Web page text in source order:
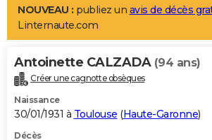
LIFESTYLE
Art de vivre
Bien-être
Loisirs
Mode
Modes de vie
Alimentation
Guide de la santé
Maladies
Médicaments
Sommeil
VOYAGE
Destinations
City break
Voyage nature
Voyage de noces
Forum
Climat
+PHOTO
GUIDES D'ACHAT
NOUVEAU : publiez un avis de décès
Linternaute.com
Antoinette CALZADA (94 ans)
Créer une cagnotte obsèques
Naissance
30/01/1931 à Toulouse (Haute-Garonne)
Décès